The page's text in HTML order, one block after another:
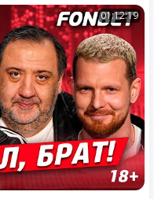
01:12:19